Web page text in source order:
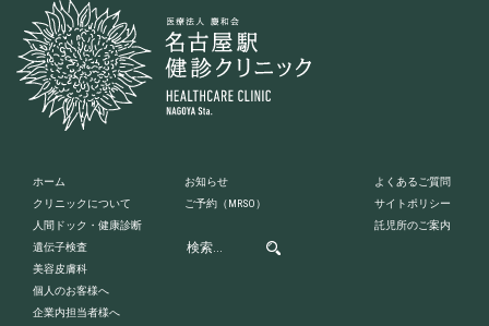
ホーム
クリニックについて
人間ドック・健康診断
遺伝子検査
美容皮膚科
個人のお客様へ
企業内担当者様へ
お知らせ
ご予約 （MRSO）
よくあるご質問
サイトポリシー
託児所のご案内